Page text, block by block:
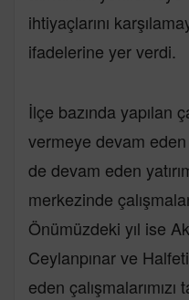
ihtiyaçlarını
ifadelerine yer verdi.
İlçe bazında yapılan
vermeye devam
de devam eden
merkezinde
Önümüzdeki yıl ise
Ceylanpınar ve
eden